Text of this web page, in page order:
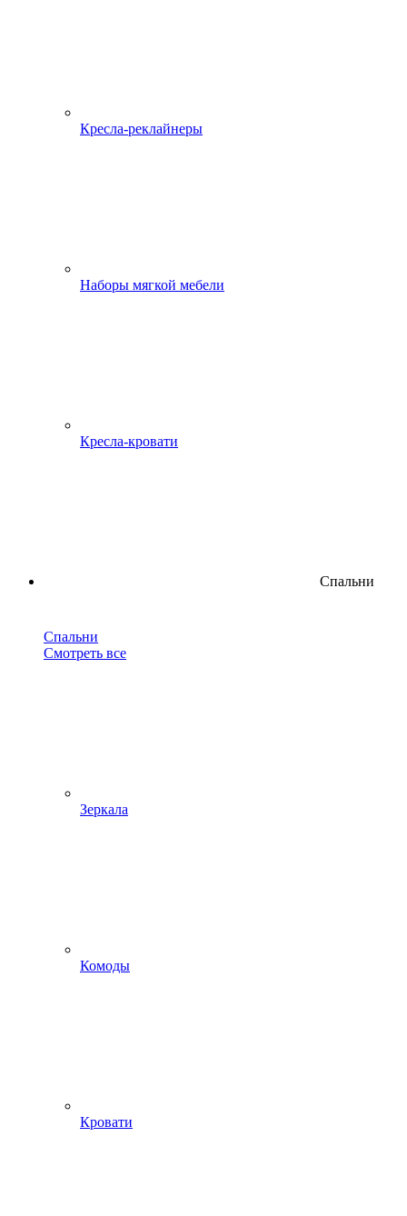
Кресла-реклайнеры
Наборы мягкой мебели
Кресла-кровати
Спальни
Спальни
Смотреть все
Зеркала
Комоды
Кровати